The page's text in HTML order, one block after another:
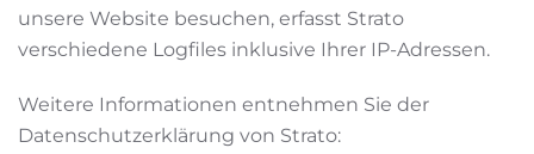
unsere Website besuchen, erfasst Strato
verschiedene Logfiles inklusive Ihrer IP-Adressen.
Weitere Informationen entnehmen Sie der
Datenschutzerklärung von Strato: